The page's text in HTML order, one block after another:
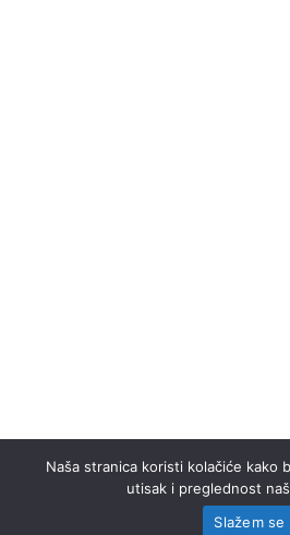
Naša stranica koristi kolačiće kako
utisak i preglednost
Slažem se